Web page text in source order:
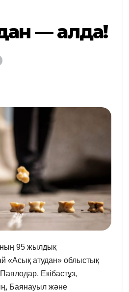
— алда!
95 жылдық
«Асық атудан» облыстық
Екібастұз,
Баянауыл және